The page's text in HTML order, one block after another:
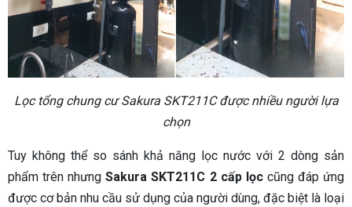
Lọc tổng chung cư Sakura SKT211C được nhiều người lựa
chọn
Tuy không thể so sánh khả năng lọc nước với 2 dòng sản
phẩm trên nhưngSakura SKT211C 2 cấp lọccũng đáp ứng
được cơ bản nhu cầu sử dụng của người dùng, đặc biệt là loại